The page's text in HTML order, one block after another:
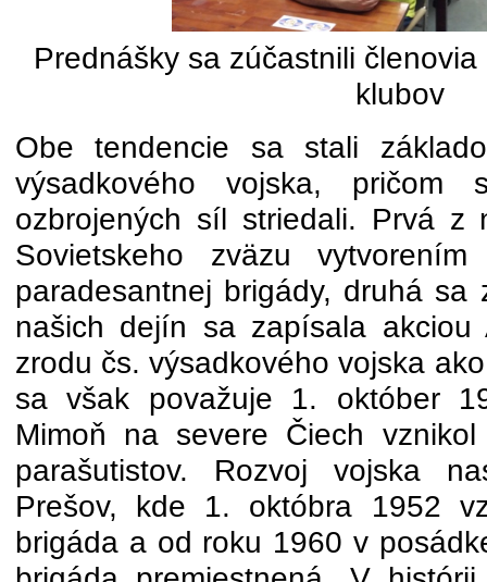
Prednášky sa zúčastnili
klubov
Obe tendencie sa stali
výsadkového vojska,
ozbrojených síl striedali. Prvá z
Sovietskeho zväzu
paradesantnej brigády, druhá
našich dejín sa zapísala akciou
zrodu čs. výsadkového vojska
sa však považuje 1. október
Mimoň na severe Čiech
parašutistov. Rozvoj vojska
Prešov, kde 1. októbra 1952
brigáda a od roku 1960 v